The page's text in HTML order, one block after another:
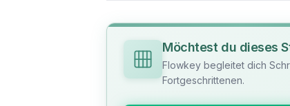
Möchtest du dieses
Flowkey begleitet dich
Fortgeschrittenen.